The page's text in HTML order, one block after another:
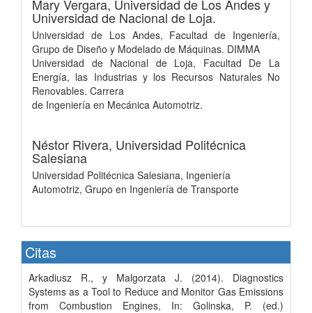
Mary Vergara, Universidad de Los Andes y
Universidad de Nacional de Loja.
Universidad de Los Andes, Facultad de Ingeniería,
Grupo de Diseño y Modelado de Máquinas. DIMMA
Universidad de Nacional de Loja, Facultad De La
Energía, las Industrias y los Recursos Naturales No
Renovables. Carrera
de Ingeniería en Mecánica Automotriz.
Néstor Rivera, Universidad Politécnica
Salesiana
Universidad Politécnica Salesiana, Ingeniería
Automotriz, Grupo en Ingeniería de Transporte
Citas
Arkadiusz R., y Malgorzata J. (2014). Diagnostics
Systems as a Tool to Reduce and Monitor Gas Emissions
from Combustion Engines, In: Golinska, P. (ed.)